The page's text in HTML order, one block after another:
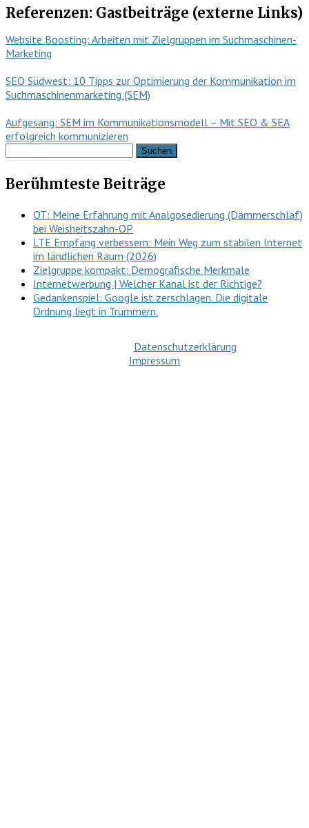
Referenzen: Gastbeiträge (externe Links)
Website Boosting: Arbeiten mit Zielgruppen im Suchmaschinen-
Marketing
SEO Südwest: 10 Tipps zur Optimierung der Kommunikation im
Suchmaschinenmarketing (SEM)
Aufgesang: SEM im Kommunikationsmodell – Mit SEO & SEA
erfolgreich kommunizieren
Berühmteste Beiträge
OT: Meine Erfahrung mit Analgosedierung (Dämmerschlaf)
bei Weisheitszahn-OP
LTE Empfang verbessern: Mein Weg zum stabilen Internet
im ländlichen Raum (2026)
Zielgruppe kompakt: Demografische Merkmale
Internetwerbung | Welcher Kanal ist der Richtige?
Gedankenspiel: Google ist zerschlagen. Die digitale
Ordnung liegt in Trümmern.
Datenschutzerklärung
Impressum